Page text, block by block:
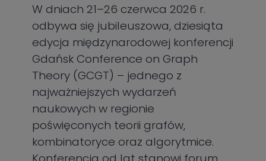
W dniach 21–26 czerwca 2026 r.
odbywa się jubileuszowa, dziesiąta
edycja międzynarodowej konferencji
Gdańsk Conference on Graph
Theory (GCGT) – jednego z
najważniejszych wydarzeń
naukowych w regionie
poświęconych teorii grafów,
kombinatoryce oraz algorytmice.